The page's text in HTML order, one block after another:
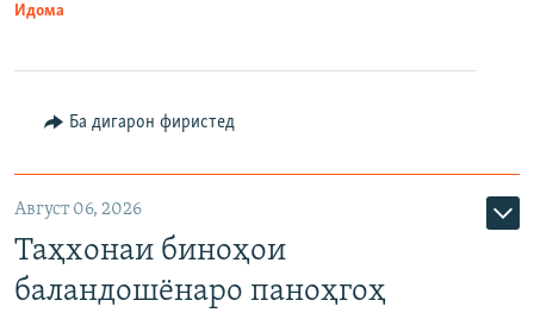
Идома
Ба дигарон фиристед
Август 06, 2026
Таҳхонаи биноҳои
баландошёнаро паноҳгоҳ